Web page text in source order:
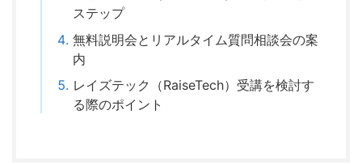
ステップ
無料説明会とリアルタイム質問相談会の案
内
レイズテック（RaiseTech）受講を検討す
る際のポイント